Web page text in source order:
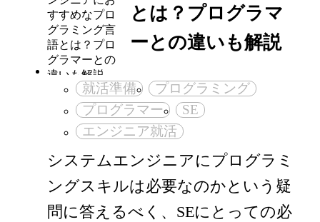
とは？プログラマ
ーとの違いも解説
就活準備
プログラミング
プログラマー
SE
エンジニア就活
システムエンジニアにプログラミ
ングスキルは必要なのかという疑
問に答えるべく、SEにとっての必